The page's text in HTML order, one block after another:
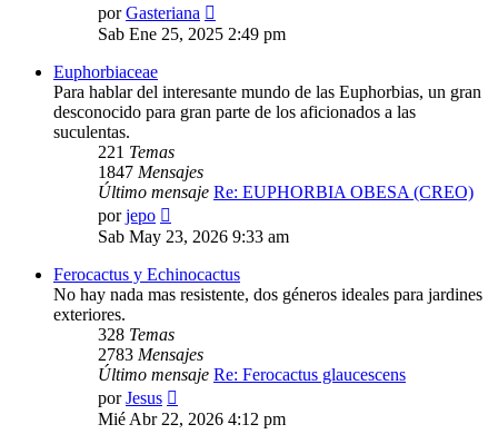
porGasteriana
último
mensaje
Sab Ene 25, 2025 2:49 pm
Euphorbiaceae
Para hablar del interesante mundo de las Euphorbias, un gran
desconocido para gran parte de los aficionados a las
suculentas.
221 Temas
1847 Mensajes
Último mensaje Re: EUPHORBIA OBESA (CREO)
porjepo
último
mensaje
Sab May 23, 2026 9:33 am
Ferocactus y Echinocactus
No hay nada mas resistente, dos géneros ideales para jardines
exteriores.
328 Temas
2783 Mensajes
Último mensaje Re: Ferocactus glaucescens
porJesus
último
mensaje
Mié Abr 22, 2026 4:12 pm